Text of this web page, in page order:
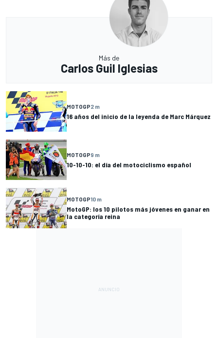
Más de
Carlos Guil Iglesias
MOTOGP2 m
16 años del inicio de la leyenda de Marc Márquez
MOTOGP9 m
10-10-10: el día del motociclismo español
MOTOGP10 m
MotoGP: los 10 pilotos más jóvenes en ganar en
la categoría reina